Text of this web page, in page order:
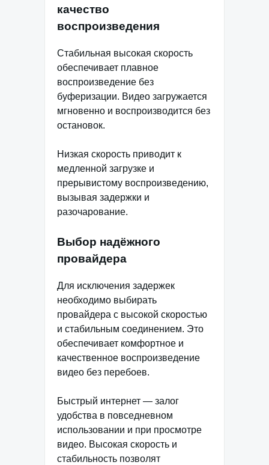
качество
воспроизведения
Стабильная высокая скорость
обеспечивает плавное
воспроизведение без
буферизации. Видео загружается
мгновенно и воспроизводится без
остановок.
Низкая скорость приводит к
медленной загрузке и
прерывистому воспроизведению,
вызывая задержки и
разочарование.
Выбор надёжного
провайдера
Для исключения задержек
необходимо выбирать
провайдера с высокой скоростью
и стабильным соединением. Это
обеспечивает комфортное и
качественное воспроизведение
видео без перебоев.
Быстрый интернет — залог
удобства в повседневном
использовании и при просмотре
видео. Высокая скорость и
стабильность позволят